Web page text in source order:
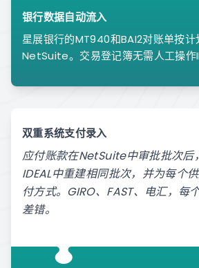
银行数据自动流入
星展银行的MT940和BAI2对账单按计
NetSuite。交易登记簿无需人工操作
双重系统支付录入
应付账款在NetSuite中审批批次后
IDEAL中重建相同批次，并为每个
付方式。GIRO、FAST、电汇，每
差错。